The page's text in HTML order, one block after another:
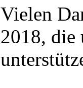
Vielen
2018, die